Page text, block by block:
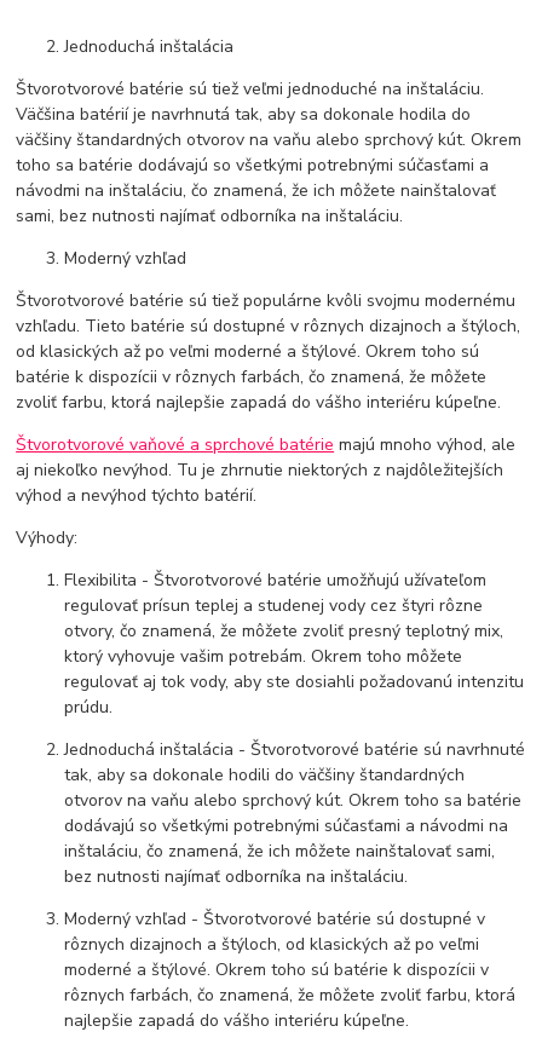
Jednoduchá inštalácia
Štvorotvorové batérie sú tiež veľmi jednoduché na inštaláciu.
Väčšina batérií je navrhnutá tak, aby sa dokonale hodila do
väčšiny štandardných otvorov na vaňu alebo sprchový kút. Okrem
toho sa batérie dodávajú so všetkými potrebnými súčasťami a
návodmi na inštaláciu, čo znamená, že ich môžete nainštalovať
sami, bez nutnosti najímať odborníka na inštaláciu.
Moderný vzhľad
Štvorotvorové batérie sú tiež populárne kvôli svojmu modernému
vzhľadu. Tieto batérie sú dostupné v rôznych dizajnoch a štýloch,
od klasických až po veľmi moderné a štýlové. Okrem toho sú
batérie k dispozícii v rôznych farbách, čo znamená, že môžete
zvoliť farbu, ktorá najlepšie zapadá do vášho interiéru kúpeľne.
Štvorotvorové vaňové a sprchové batérie majú mnoho výhod, ale
aj niekoľko nevýhod. Tu je zhrnutie niektorých z najdôležitejších
výhod a nevýhod týchto batérií.
Výhody:
Flexibilita - Štvorotvorové batérie umožňujú užívateľom
regulovať prísun teplej a studenej vody cez štyri rôzne
otvory, čo znamená, že môžete zvoliť presný teplotný mix,
ktorý vyhovuje vašim potrebám. Okrem toho môžete
regulovať aj tok vody, aby ste dosiahli požadovanú intenzitu
prúdu.
Jednoduchá inštalácia - Štvorotvorové batérie sú navrhnuté
tak, aby sa dokonale hodili do väčšiny štandardných
otvorov na vaňu alebo sprchový kút. Okrem toho sa batérie
dodávajú so všetkými potrebnými súčasťami a návodmi na
inštaláciu, čo znamená, že ich môžete nainštalovať sami,
bez nutnosti najímať odborníka na inštaláciu.
Moderný vzhľad - Štvorotvorové batérie sú dostupné v
rôznych dizajnoch a štýloch, od klasických až po veľmi
moderné a štýlové. Okrem toho sú batérie k dispozícii v
rôznych farbách, čo znamená, že môžete zvoliť farbu, ktorá
najlepšie zapadá do vášho interiéru kúpeľne.